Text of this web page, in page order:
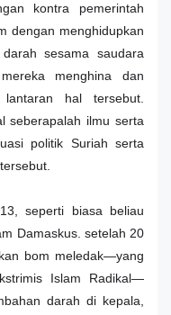
kontra pemerintah
dengan menghidupkan
sesama saudara
menghina dan
hal tersebut.
seberapalah ilmu serta
politik Suriah serta
seperti biasa beliau
Damaskus. setelah 20
bom meledak—yang
Islam Radikal—
darah di kepala,